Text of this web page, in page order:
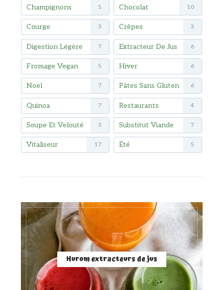
Champignons 5 Chocolat 10
Courge 3 Crêpes 3
Digestion Légère 7 Extracteur De Jus 6
Fromage Vegan 5 Hiver 6
Noël 7 Pâtes Sans Gluten 6
Quinoa 7 Restaurants 4
Soupe Et Velouté 3 Substitut Viande 7
Vitaliseur 17 Été 5
Hurom extracteurs de jus